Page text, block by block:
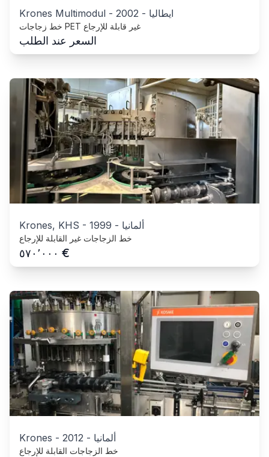
Krones Multimodul - 2002 - ايطاليا
خط زجاجات PET غير قابلة للإرجاع
السعر عند الطلب
Krones, KHS - 1999 - ألمانيا
خط الزجاجات غير القابلة للإرجاع
٥٧٠٬٠٠٠ €
Krones - 2012 - ألمانيا
خط الزجاجات القابلة للإرجاع